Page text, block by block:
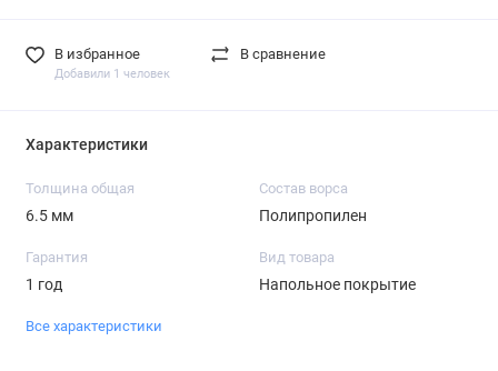
В избранное
Добавили 1 человек
В сравнение
Характеристики
Толщина общая
6.5 мм
Состав ворса
Полипропилен
Гарантия
1 год
Вид товара
Напольное покрытие
Все характеристики